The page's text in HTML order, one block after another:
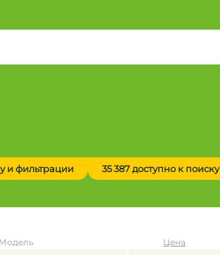
и фильтрации 35 387 доступно к поиску
Цена